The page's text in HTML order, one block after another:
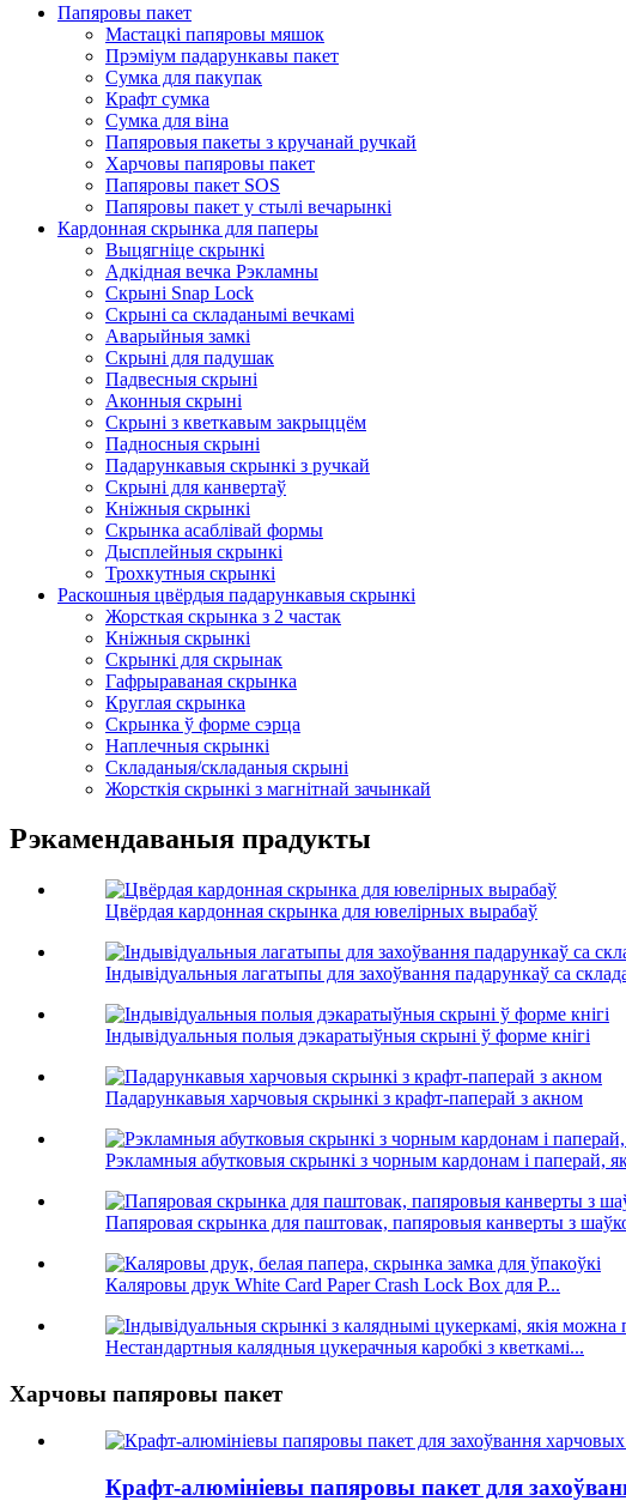
Папяровы пакет
Мастацкі папяровы мяшок
Прэміум падарункавы пакет
Сумка для пакупак
Крафт сумка
Сумка для віна
Папяровыя пакеты з кручанай ручкай
Харчовы папяровы пакет
Папяровы пакет SOS
Папяровы пакет у стылі вечарынкі
Кардонная скрынка для паперы
Выцягніце скрынкі
Адкідная вечка Рэкламны
Скрыні Snap Lock
Скрыні са складанымі вечкамі
Аварыйныя замкі
Скрыні для падушак
Падвесныя скрыні
Аконныя скрыні
Скрыні з кветкавым закрыццём
Падносныя скрыні
Падарункавыя скрынкі з ручкай
Скрыні для канвертаў
Кніжныя скрынкі
Скрынка асаблівай формы
Дысплейныя скрынкі
Трохкутныя скрынкі
Раскошныя цвёрдыя падарункавыя скрынкі
Жорсткая скрынка з 2 частак
Кніжныя скрынкі
Скрынкі для скрынак
Гафрыраваная скрынка
Круглая скрынка
Скрынка ў форме сэрца
Наплечныя скрынкі
Складаныя/складаныя скрыні
Жорсткія скрынкі з магнітнай зачынкай
Рэкамендаваныя прадукты
Цвёрдая кардонная скрынка для ювелірных вырабаў
Індывідуальныя лагатыпы для захоўвання падарункаў са
Індывідуальныя полыя дэкаратыўныя скрыні ў форме кнігі
Падарункавыя харчовыя скрынкі з крафт-паперай з акном
Рэкламныя абутковыя скрынкі з чорным кардонам і паперай,
Папяровая скрынка для паштовак, папяровыя канверты з
Каляровы друк White Card Paper Crash Lock Box для P...
Нестандартныя калядныя цукерачныя каробкі з кветкамі...
Харчовы папяровы пакет
Крафт-алюмініевы папяровы пакет для